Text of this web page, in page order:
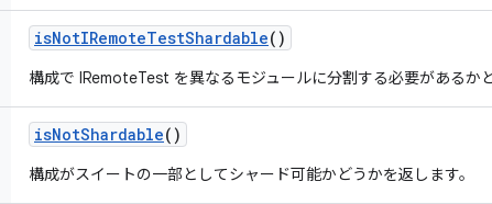
isNotIRemoteTestShardable()
構成で IRemoteTest を異なるモジュールに分割する必要があるか
isNotShardable()
構成がスイートの一部としてシャード可能かどうかを返します。